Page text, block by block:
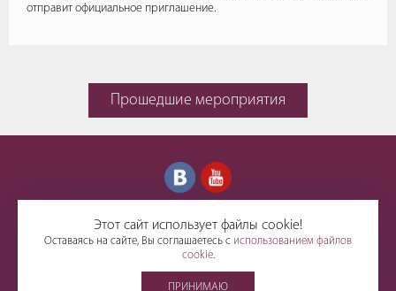
отправит официальное приглашение.
Прошедшие мероприятия
+79786672474
© 2017-2026.
Этот сайт использует файлы cookie!
Оставаясь на сайте, Вы соглашаетесь с использованием файлов
cookie.
ПРИНИМАЮ